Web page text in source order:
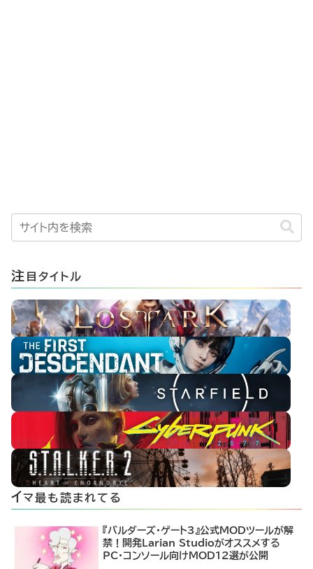
注 目タイトル
イマ最も読まれてる
『バルダーズ・ゲート3』公式MODツールが解
禁！開発Larian Studioがオススメする
PC・コンソール向けMOD12選が公開